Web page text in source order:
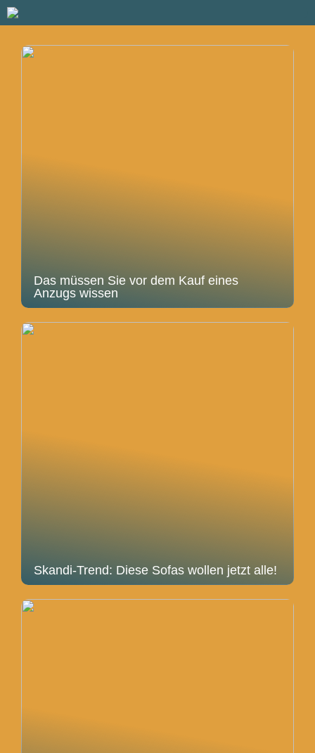
Das müssen Sie vor dem Kauf eines
Anzugs wissen
Skandi-Trend: Diese Sofas wollen jetzt alle!